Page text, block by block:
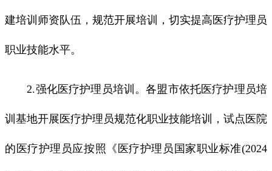
建培训师资队伍，规范开展培训，切实提高医疗护理员
职业技能水平。
2.强化医疗护理员培训。各盟市依托医疗护理员培
训基地开展医疗护理员规范化职业技能培训，试点医院
的医疗护理员应按照《医疗护理员国家职业标准(2024